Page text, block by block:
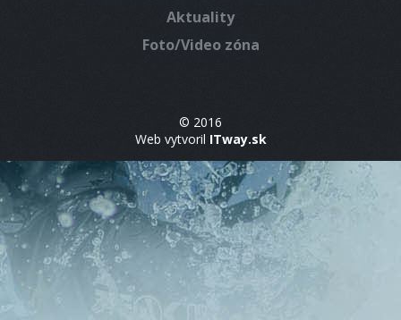
Aktuality
Foto/Video zóna
© 2016
Web vytvoril ITway.sk